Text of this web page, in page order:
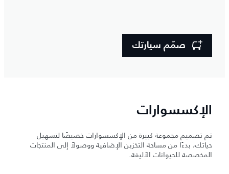
صمّم سيارتك
الإكسسوارات
تم تصميم مجموعة كبيرة من الإكسسوارات خصيصًا لتسهيل
حياتك، بدءًا من مساحة التخزين الإضافية ووصولاً إلى المنتجات
المخصصة للحيوانات الأليفة.